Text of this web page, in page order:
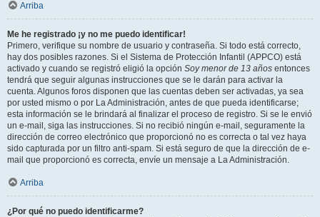
Arriba
Me he registrado ¡y no me puedo identificar!
Primero, verifique su nombre de usuario y contraseña. Si todo está correcto,
hay dos posibles razones. Si el Sistema de Protección Infantil (APPCO) está
activado y cuando se registró eligió la opción Soy menor de 13 años entonces
tendrá que seguir algunas instrucciones que se le darán para activar la
cuenta. Algunos foros disponen que las cuentas deben ser activadas, ya sea
por usted mismo o por La Administración, antes de que pueda identificarse;
esta información se le brindará al finalizar el proceso de registro. Si se le envió
un e-mail, siga las instrucciones. Si no recibió ningún e-mail, seguramente la
dirección de correo electrónico que proporcionó no es correcta o tal vez haya
sido capturada por un filtro anti-spam. Si está seguro de que la dirección de e-
mail que proporcionó es correcta, envíe un mensaje a La Administración.
Arriba
¿Por qué no puedo identificarme?